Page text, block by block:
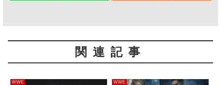
関連記事
WWE WWE